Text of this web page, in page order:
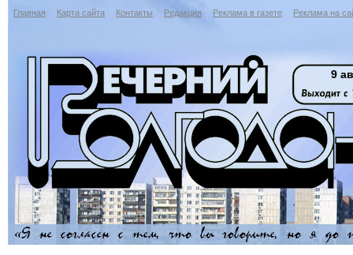
Главная Карта сайта Контакты Редакция Реклама в газете Реклама на
9